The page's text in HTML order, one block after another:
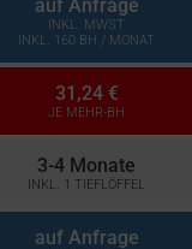
auf Anfrage
INKL. MWST
INKL. 160 BH / MONAT
31,24 €
JE MEHR-BH
3-4 Monate
INKL. 1 TIEFLÖFFEL
auf Anfrage